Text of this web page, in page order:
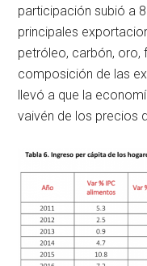
participación subió a
principales
petróleo, carbón, oro,
composición de las
llevó a que la
vaivén de los precios